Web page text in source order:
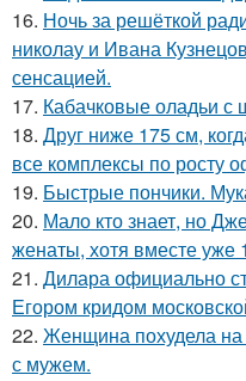
16. Ночь за решёткой
николау и Ивана
сенсацией.
17. Кабачковые оладьи
18. Друг ниже 175 см,
все комплексы по росту
19. Быстрые пончики.
20. Мало кто знает, но
женаты, хотя вместе уже
21. Дилара официально
Егором кридом
22. Женщина похудела на
с мужем.